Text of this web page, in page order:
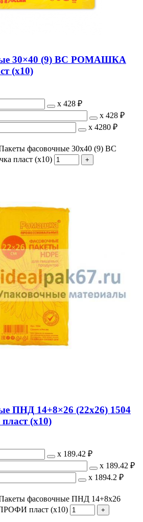
30×40 (9) ВС РОМАШКА
(х10)
х 428 ₽
х 428 ₽
х 4280 ₽
фасовочные 30x40 (9) ВС
пласт (х10)
ПНД 14+8×26 (22х26) 1504
(х10)
х 189.42 ₽
х 189.42 ₽
х 1894.2 ₽
Пакеты фасовочные ПНД 14+8x26
пласт (х10)